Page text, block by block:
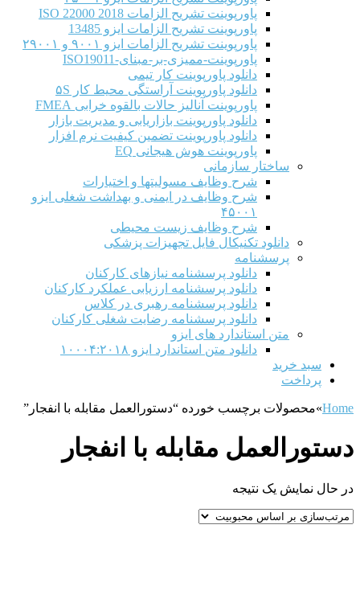
پاورپوینت تشریح الزامات ISO 22000 2018
پاورپوینت تشریح الزامات ایزو 13485
پاورپوینت تشریح الزامات ایزو ۹۰۰۱ و ۲۹۰۰۱
پاورپوینت-ممیزی-بر-مبنای-ISO19011
دانلود پاورپوینت کار تیمی
دانلود پاورپوینت آراستگی محیط کار ۵S
پاورپوینت آنالیز حالات بالقوه خرابی FMEA
دانلود پاورپوینت بازاریابی و مدیریت بازار
دانلود پاورپوینت تضمین کیفیت نرم افزار
پاورپوینت هوش هیجانی EQ
ساختار سازمانی
شرح وظايف مسوليتها و اختيارات
شرح وظایف در ایمنی و بهداشت شغلی ایزو
۴۵۰۰۱
شرح وظایف زیست محیطی
دانلود تکنیکال فایل تجهیزات پزشکی
پرسشنامه
دانلود پرسشنامه نیازهای کارکنان
دانلود پرسشنامه ارزیابی عملکرد کارکنان
دانلود پرسشنامه رهبری در کلاس
دانلود پرسشنامه رضایت شغلی کارکنان
متن استاندارد های ایزو
دانلود متن استاندارد ایزو ۱۰۰۰۴:۲۰۱۸
سبد خرید
پرداخت
Home
»محصولات برچسب خورده “دستورالعمل مقابله با انفجار”
دستورالعمل مقابله با انفجار
در حال نمایش یک نتیجه